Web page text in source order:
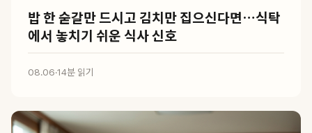
밥 한 숟갈만 드시고 김치만 집으신다면…식탁
에서 놓치기 쉬운 식사 신호
08.06·14분 읽기